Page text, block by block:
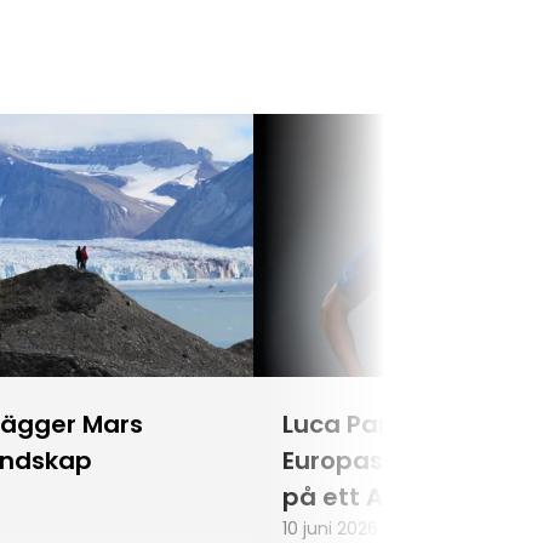
Mars
Luca Parmitano blir
Europas första
på ett
10 juni 2026